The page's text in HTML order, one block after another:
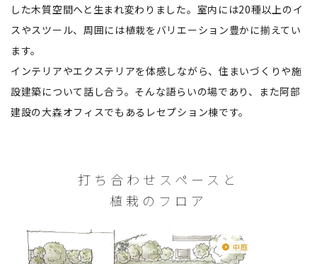
した木質空間へと生まれ変わりました。室内には20種以上のイ
スやスツール、周囲には植栽をバリエーション豊かに揃えてい
ます。
インテリアやエクステリアを体感しながら、住まいづくりや施
設建築について話し合う。そんな語らいの場であり、また阿部
建設の大森オフィスでもあるレセプション棟です。
打ち合わせスペースと
植栽のフロア
中庭